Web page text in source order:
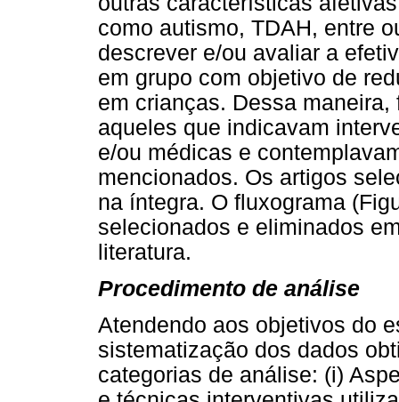
como autismo, TDAH, entre
descrever e/ou avaliar a
em grupo com objetivo de
em crianças. Dessa
aqueles que indicavam
e/ou médicas e
mencionados. Os artigos
na íntegra. O fluxograma
selecionados e eliminados
literatura.
Procedimento de análise
Atendendo aos objetivos do
sistematização dos dados
categorias de análise: (i)